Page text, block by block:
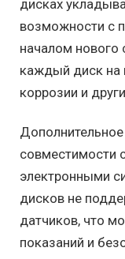
дисках
возможности с
началом нового
каждый диск на
коррозии и
совместимости
электронными
дисков не
датчиков, что
показаний и